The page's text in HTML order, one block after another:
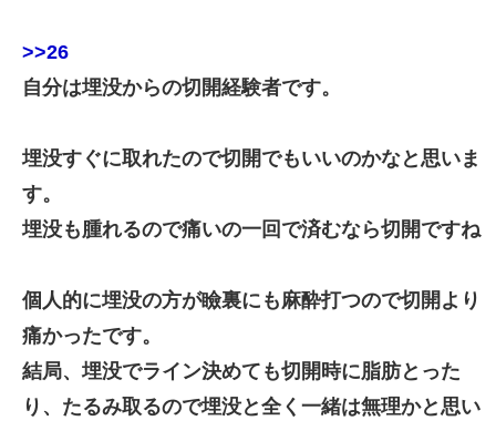
>>26
自分は埋没からの切開経験者です。
埋没すぐに取れたので切開でもいいのかなと思いま
す。
埋没も腫れるので痛いの一回で済むなら切開ですね
個人的に埋没の方が瞼裏にも麻酔打つので切開より
痛かったです。
結局、埋没でライン決めても切開時に脂肪とった
り、たるみ取るので埋没と全く一緒は無理かと思い